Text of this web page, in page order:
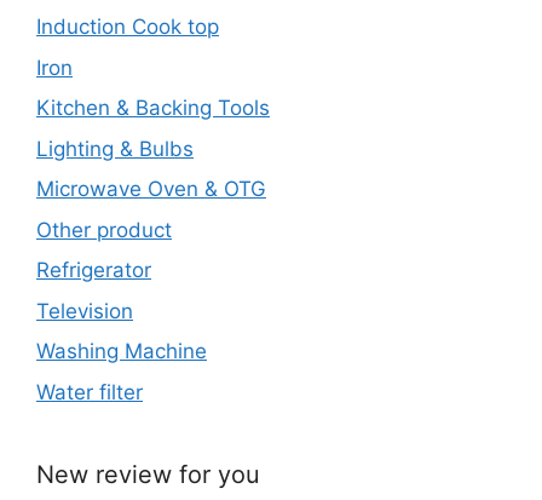
Induction Cook top
Iron
Kitchen & Backing Tools
Lighting & Bulbs
Microwave Oven & OTG
Other product
Refrigerator
Television
Washing Machine
Water filter
New review for you